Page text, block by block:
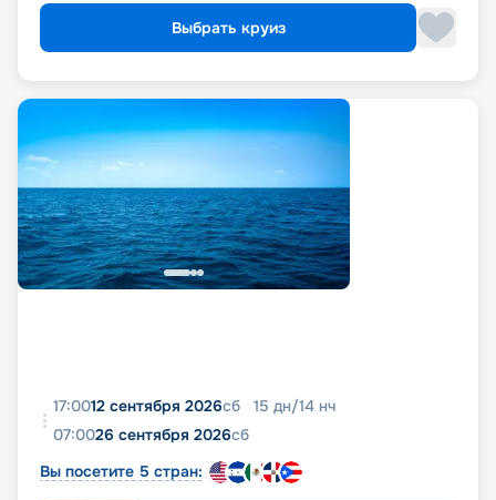
Выбрать круиз
17:0012 сентября 2026сб 15 дн/14 нч
07:0026 сентября 2026сб
Вы посетите 5 стран: